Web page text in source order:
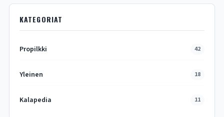
KATEGORIAT
Propilkki 42
Yleinen 18
Kalapedia 11